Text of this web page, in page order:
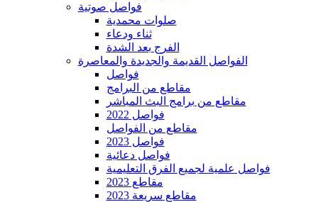
فواصل صوتية
صلوات محمدية
ثناء ودعاء
الفرج بعد الشدة
الفواصل القديمة والجديدة والمعاصرة
فواصل
مقاطع من البرامج
مقاطع من برامج البث المباشر
فواصل 2022
مقاطع من الفواصل
فواصل 2023
فواصل دعائية
فواصل علمية لجميع الفرق التعليمية
مقاطع 2023
مقاطع سريعة 2023